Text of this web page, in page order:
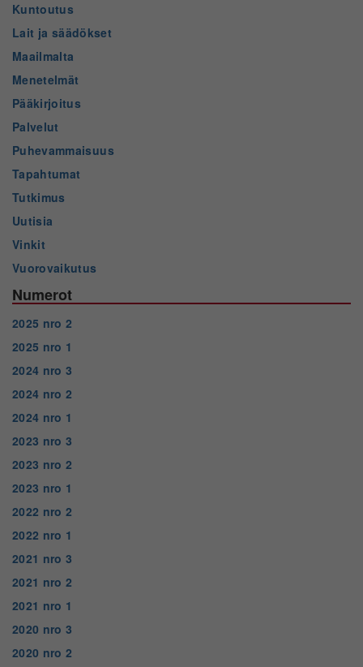
Kuntoutus
Lait ja säädökset
Maailmalta
Menetelmät
Pääkirjoitus
Palvelut
Puhevammaisuus
Tapahtumat
Tutkimus
Uutisia
Vinkit
Vuorovaikutus
Numerot
2025 nro 2
2025 nro 1
2024 nro 3
2024 nro 2
2024 nro 1
2023 nro 3
2023 nro 2
2023 nro 1
2022 nro 2
2022 nro 1
2021 nro 3
2021 nro 2
2021 nro 1
2020 nro 3
2020 nro 2